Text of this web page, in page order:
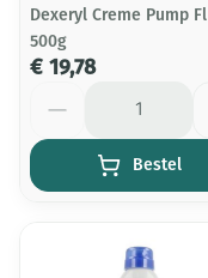
Dexeryl Creme Pump Fl
500g
€ 19,78
Bestel